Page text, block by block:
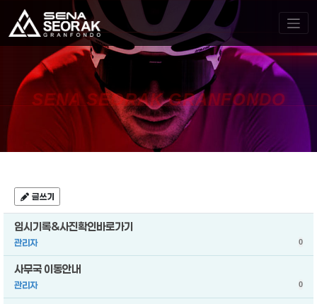
SENA SEORAK GRANFONDO
글쓰기
임시기록&사진확인바로가기
관리자 0
사무국 이동안내
관리자 0